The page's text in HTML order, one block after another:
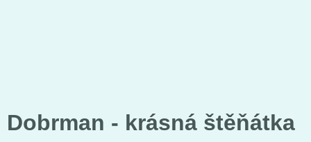
Dobrman - krásná štěňátka